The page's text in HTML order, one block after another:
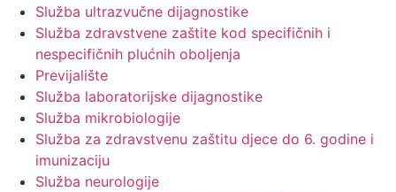
Služba ultrazvučne dijagnostike
Služba zdravstvene zaštite kod specifičnih i
nespecifičnih plućnih oboljenja
Previjalište
Služba laboratorijske dijagnostike
Služba mikrobiologije
Služba za zdravstvenu zaštitu djece do 6. godine i
imunizaciju
Služba neurologije